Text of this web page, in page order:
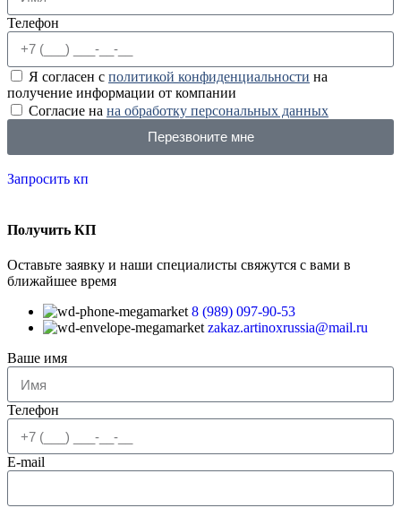
Телефон
Я согласен с политикой конфиденциальности на
получение информации от компании
Согласие на на обработку персональных данных
Перезвоните мне
Запросить кп
Получить КП
Оставьте заявку и наши специалисты свяжутся с вами в
ближайшее время
8 (989) 097-90-53
zakaz.artinoxrussia@mail.ru
Ваше имя
Телефон
E-mail